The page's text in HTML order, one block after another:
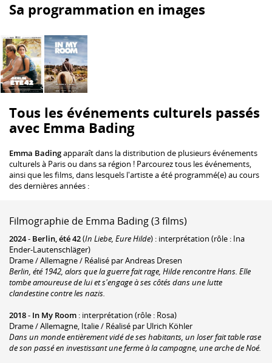
Sa programmation en images
Tous les événements culturels passés
avec Emma Bading
Emma Badingapparaît dans la distribution de plusieurs événements
culturels à Paris ou dans sa région ! Parcourez tous les événements,
ainsi que les films, dans lesquels l'artiste a été programmé(e) au cours
des dernières années :
Filmographie de Emma Bading (3 films)
2024- Berlin, été 42(In Liebe, Eure Hilde) : interprétation (rôle : Ina
Ender-Lautenschläger)
Drame / Allemagne / Réalisé par Andreas Dresen
Berlin, été 1942, alors que la guerre fait rage, Hilde rencontre Hans. Elle
tombe amoureuse de lui et s'engage à ses côtés dans une lutte
clandestine contre les nazis.
2018- In My Room : interprétation (rôle : Rosa)
Drame / Allemagne, Italie / Réalisé par Ulrich Köhler
Dans un monde entièrement vidé de ses habitants, un loser fait table rase
de son passé en investissant une ferme à la campagne, une arche de Noé.